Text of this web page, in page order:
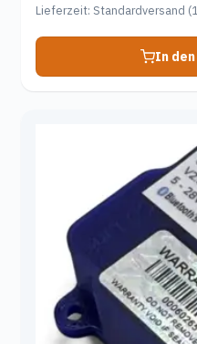
Lieferzeit: Standardversand
In
Varianten
Optionen
können